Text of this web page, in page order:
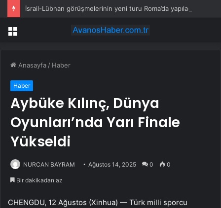
İsrail-Lübnan görüşmelerinin yeni turu Roma’da yapılacak
Menü
Anasayfa / Haber
Haber
Aybüke Kılınç, Dünya
Oyunları’nda Yarı Finale
Yükseldi
NURCAN BAYRAM Ağustos 14, 2025 0 0
Bir dakikadan az
CHENGDU, 12 Ağustos (Xinhua) — Türk milli sporcu